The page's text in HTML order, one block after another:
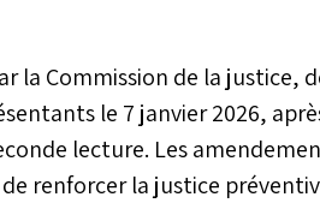
la Commission de la justice,
le 7 janvier 2026,
lecture. Les
de renforcer la justice